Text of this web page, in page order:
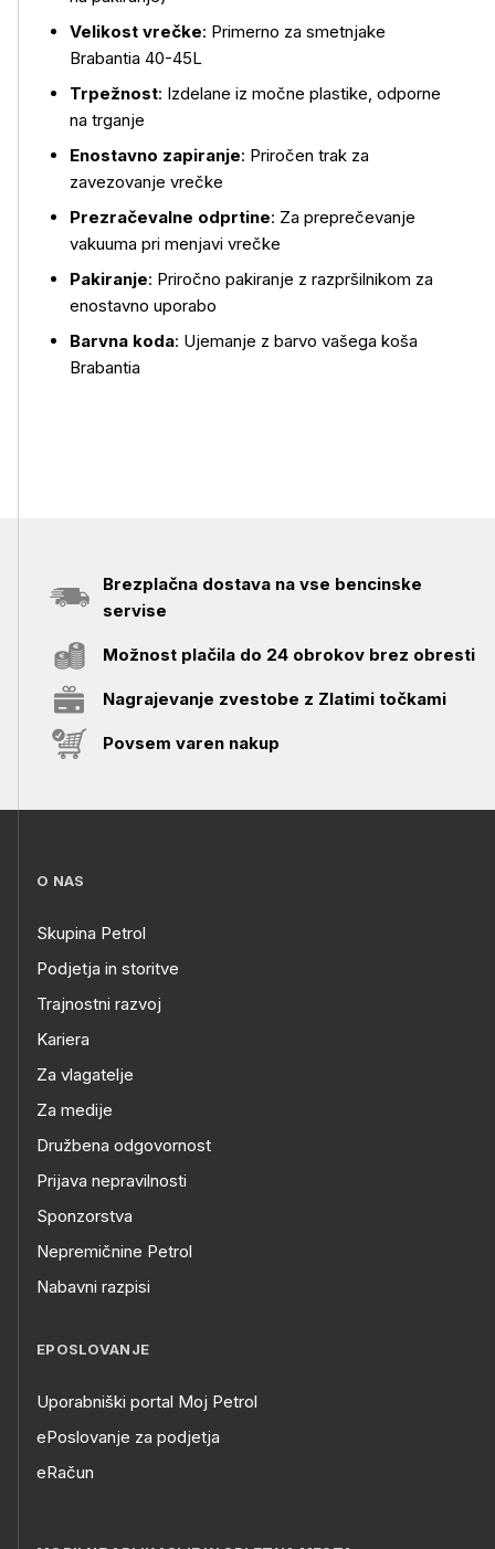
Velikost vrečke: Primerno za smetnjake
Brabantia 40-45L
Trpežnost: Izdelane iz močne plastike, odporne
na trganje
Enostavno zapiranje: Priročen trak za
zavezovanje vrečke
Prezračevalne odprtine: Za preprečevanje
vakuuma pri menjavi vrečke
Pakiranje: Priročno pakiranje z razpršilnikom za
enostavno uporabo
Barvna koda: Ujemanje z barvo vašega koša
Brabantia
Brezplačna dostava na vse bencinske
servise
Možnost plačila do 24 obrokov brez obresti
Nagrajevanje zvestobe z Zlatimi točkami
Povsem varen nakup
O NAS
Skupina Petrol
Podjetja in storitve
Trajnostni razvoj
Kariera
Za vlagatelje
Za medije
Družbena odgovornost
Prijava nepravilnosti
Sponzorstva
Nepremičnine Petrol
Nabavni razpisi
EPOSLOVANJE
Uporabniški portal Moj Petrol
ePoslovanje za podjetja
eRačun